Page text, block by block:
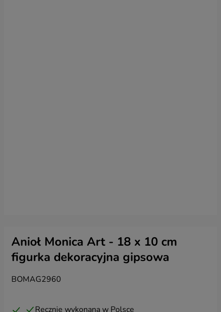
Anioł Monica Art - 18 x 10 cm
figurka dekoracyjna gipsowa
BOMAG2960
Ręcznie wykonana w Polsce